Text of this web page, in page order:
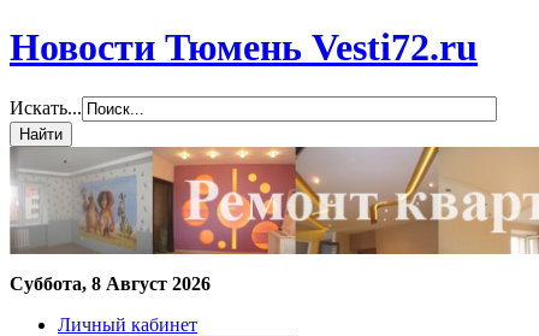
Новости Тюмень Vesti72.ru
Искать...
Суббота, 8 Август 2026
Личный кабинет